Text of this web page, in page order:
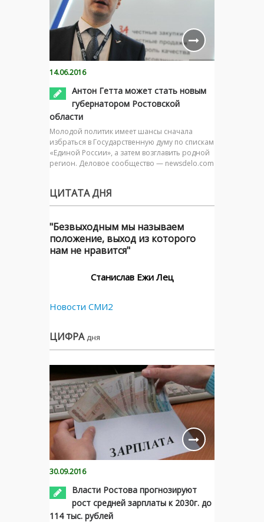
14.06.2016
Антон Гетта может стать новым
губернатором Ростовской
области
Молодой политик имеет шансы сначала
избраться в Государственную думу по спискам
«Единой России», а затем возглавить родной
регион. Деловое сообщество — newsdelo.com
ЦИТАТА ДНЯ
"Безвыходным мы называем
положение, выход из которого
нам не нравится"
Станислав Ежи Лец
Новости СМИ2
ЦИФРА дня
30.09.2016
Власти Ростова прогнозируют
рост средней зарплаты к 2030г. до
114 тыс. рублей